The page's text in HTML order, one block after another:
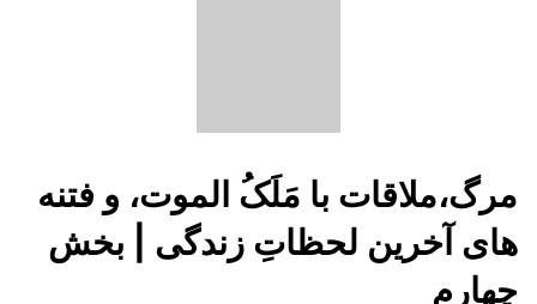
مرگ،ملاقات با مَلَکُ الموت، و فتنه
های آخرین لحظاتِ زندگی | بخش
چهارم